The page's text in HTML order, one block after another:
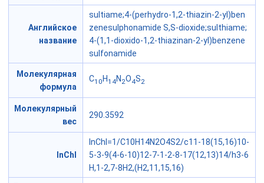
Английское
название
sultiame;4-(perhydro-1,2-thiazin-2-yl)ben
zenesulphonamide S,S-dioxide;sulthiame;
4-(1,1-dioxido-1,2-thiazinan-2-yl)benzene
sulfonamide
Молекулярная
формула
C10 H14N 2O4S2
Молекулярный
вес
290.3592
InChI
InChI=1/C10H14N2O4S2/c11-18(15,16)10-
5-3-9(4-6-10)12-7-1-2-8-17(12,13)14/h3-6
H,1-2,7-8H2,(H2,11,15,16)